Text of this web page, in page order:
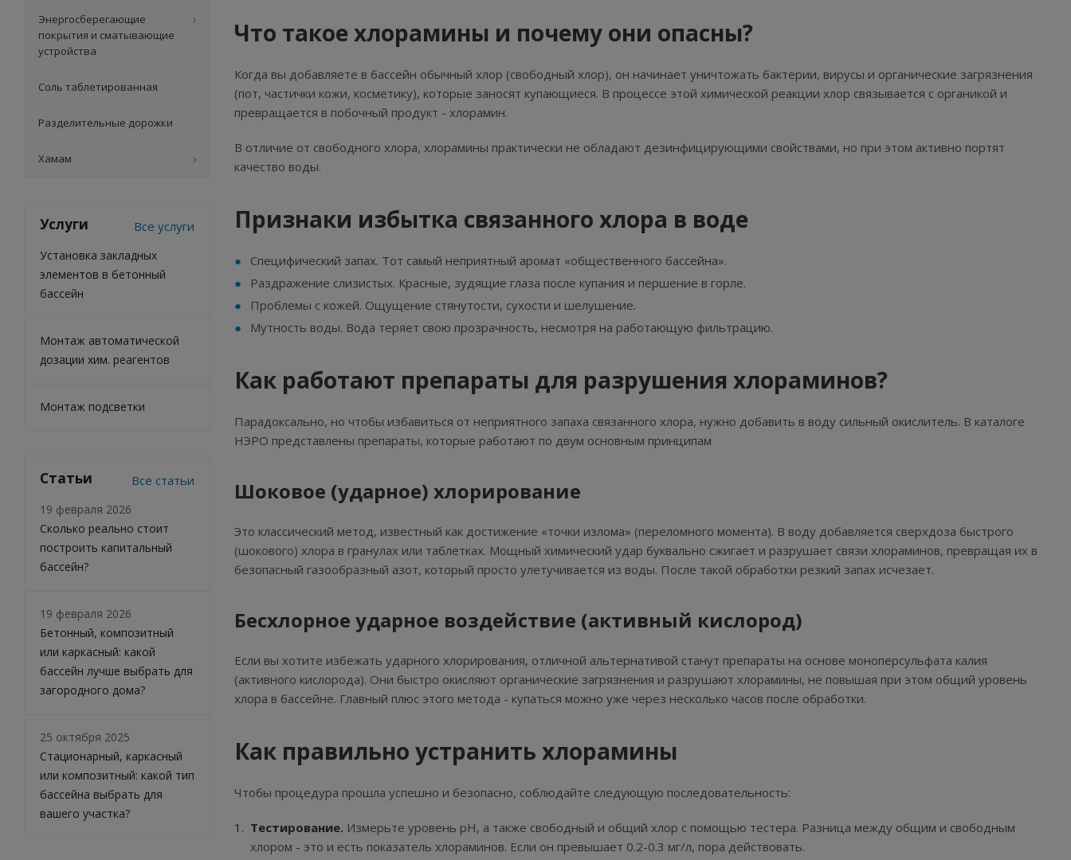
Что такое хлорамины и почему они опасны?
Когда вы добавляете в бассейн обычный хлор (свободный хлор), он начинает уничтожать бактерии, вирусы и органические загрязнения
(пот, частички кожи, косметику), которые заносят купающиеся. В процессе этой химической реакции хлор связывается с органикой и
превращается в побочный продукт - хлорамин.
В отличие от свободного хлора, хлорамины практически не обладают дезинфицирующими свойствами, но при этом активно портят
качество воды.
Признаки избытка связанного хлора в воде
Специфический запах. Тот самый неприятный аромат «общественного бассейна».
Раздражение слизистых. Красные, зудящие глаза после купания и першение в горле.
Проблемы с кожей. Ощущение стянутости, сухости и шелушение.
Мутность воды. Вода теряет свою прозрачность, несмотря на работающую фильтрацию.
Как работают препараты для разрушения хлораминов?
Парадоксально, но чтобы избавиться от неприятного запаха связанного хлора, нужно добавить в воду сильный окислитель. В каталоге
НЭРО представлены препараты, которые работают по двум основным принципам
Шоковое (ударное) хлорирование
Это классический метод, известный как достижение «точки излома» (переломного момента). В воду добавляется сверхдоза быстрого
(шокового) хлора в гранулах или таблетках. Мощный химический удар буквально сжигает и разрушает связи хлораминов, превращая их в
безопасный газообразный азот, который просто улетучивается из воды. После такой обработки резкий запах исчезает.
Бесхлорное ударное воздействие (активный кислород)
Если вы хотите избежать ударного хлорирования, отличной альтернативой станут препараты на основе моноперсульфата калия
(активного кислорода). Они быстро окисляют органические загрязнения и разрушают хлорамины, не повышая при этом общий уровень
хлора в бассейне. Главный плюс этого метода - купаться можно уже через несколько часов после обработки.
Как правильно устранить хлорамины
Чтобы процедура прошла успешно и безопасно, соблюдайте следующую последовательность:
Тестирование. Измерьте уровень pH, а также свободный и общий хлор с помощью тестера. Разница между общим и свободным
хлором - это и есть показатель хлораминов. Если он превышает 0.2-0.3 мг/л, пора действовать.
Энергосберегающие
покрытия и сматывающие
устройства
Соль таблетированная
Разделительные дорожки
Хамам
Услуги Все услуги
Установка закладных
элементов в бетонный
бассейн
Монтаж автоматической
дозации хим. реагентов
Монтаж подсветки
Статьи Все статьи
19 февраля 2026
Сколько реально стоит
построить капитальный
бассейн?
19 февраля 2026
Бетонный, композитный
или каркасный: какой
бассейн лучше выбрать для
загородного дома?
25 октября 2025
Стационарный, каркасный
или композитный: какой тип
бассейна выбрать для
вашего участка?